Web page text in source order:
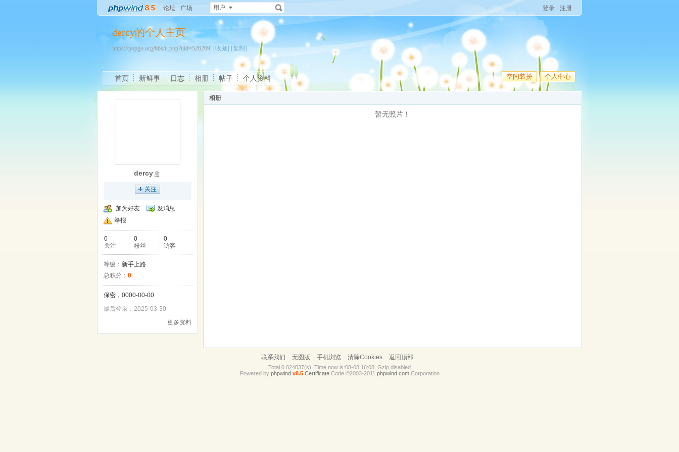
论坛 广场 用户 登录 注册
dercy的个人主页
https://popgo.org/bbs/u.php?uid=526269 [收藏] [复制]
空间装扮 个人中心
首页 新鲜事 日志 相册 帖子 个人资料
dercy
关注
加为好友
发消息
举报
0
关注
0
粉丝
0
访客
等级： 新手上路
总积分： 0
保密，0000-00-00
最后登录：2025-03-30
更多资料
相册
暂无照片！
联系我们 无图版 手机浏览 清除Cookies 返回顶部
Total 0.024037(s), Time now is:08-08 16:08, Gzip disabled
Powered by phpwind v8.5 CertificateCode ©2003-2011 phpwind.comCorporation